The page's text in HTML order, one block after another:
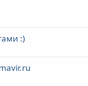
:)